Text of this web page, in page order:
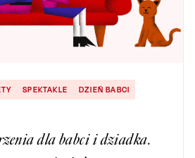
SPEKTAKLE
DZIEŃ BABCI
dla babci i dziadka.